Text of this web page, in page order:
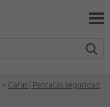
> Gafas | Pantallas seguridad